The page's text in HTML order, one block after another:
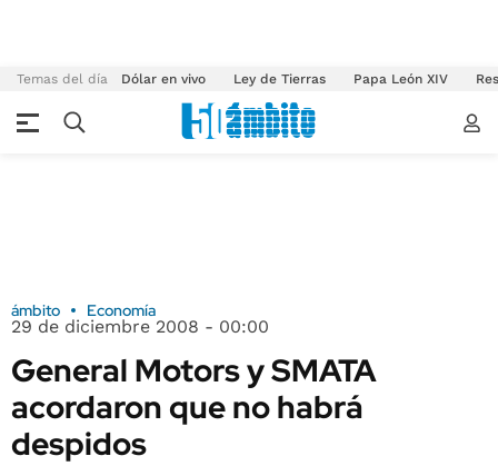
Temas del día Dólar en vivo Ley de Tierras Papa León XIV
ámbito Economía
29 de diciembre 2008 - 00:00
General Motors y SMATA
acordaron que no habrá
despidos